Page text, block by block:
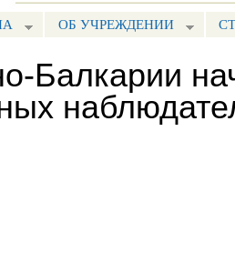
ОБ УЧРЕЖДЕНИИ
Балкарии